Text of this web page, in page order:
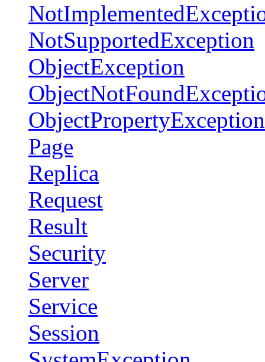
NotSupportedException
ObjectException
ObjectPropertyException
Page
Replica
Request
Result
Security
Server
Service
Session